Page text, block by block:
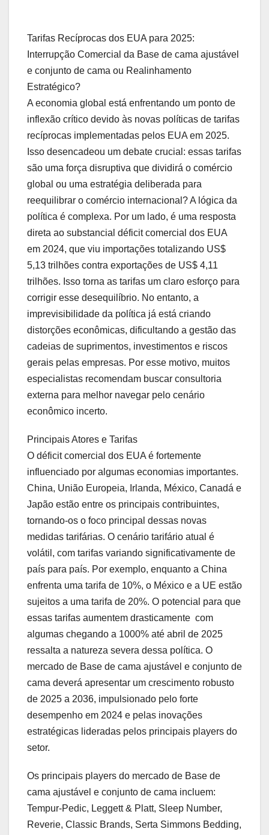
Tarifas Recíprocas dos EUA para 2025:
Interrupção Comercial da Base de cama ajustável
e conjunto de cama ou Realinhamento
Estratégico?
A economia global está enfrentando um ponto de
inflexão crítico devido às novas políticas de tarifas
recíprocas implementadas pelos EUA em 2025.
Isso desencadeou um debate crucial: essas tarifas
são uma força disruptiva que dividirá o comércio
global ou uma estratégia deliberada para
reequilibrar o comércio internacional? A lógica da
política é complexa. Por um lado, é uma resposta
direta ao substancial déficit comercial dos EUA
em 2024, que viu importações totalizando US$
5,13 trilhões contra exportações de US$ 4,11
trilhões. Isso torna as tarifas um claro esforço para
corrigir esse desequilíbrio. No entanto, a
imprevisibilidade da política já está criando
distorções econômicas, dificultando a gestão das
cadeias de suprimentos, investimentos e riscos
gerais pelas empresas. Por esse motivo, muitos
especialistas recomendam buscar consultoria
externa para melhor navegar pelo cenário
econômico incerto.
Principais Atores e Tarifas
O déficit comercial dos EUA é fortemente
influenciado por algumas economias importantes.
China, União Europeia, Irlanda, México, Canadá e
Japão estão entre os principais contribuintes,
tornando-os o foco principal dessas novas
medidas tarifárias. O cenário tarifário atual é
volátil, com tarifas variando significativamente de
país para país. Por exemplo, enquanto a China
enfrenta uma tarifa de 10%, o México e a UE estão
sujeitos a uma tarifa de 20%. O potencial para que
essas tarifas aumentem drasticamente  com
algumas chegando a 1000% até abril de 2025 
ressalta a natureza severa dessa política. O
mercado de Base de cama ajustável e conjunto de
cama deverá apresentar um crescimento robusto
de 2025 a 2036, impulsionado pelo forte
desempenho em 2024 e pelas inovações
estratégicas lideradas pelos principais players do
setor.
Os principais players do mercado de Base de
cama ajustável e conjunto de cama incluem:
Tempur-Pedic, Leggett & Platt, Sleep Number,
Reverie, Classic Brands, Serta Simmons Bedding,